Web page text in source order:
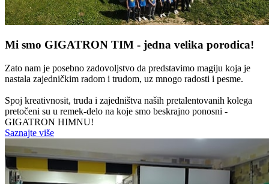
Mi smo GIGATRON TIM - jedna velika porodica!
Zato nam je posebno zadovoljstvo da predstavimo magiju koja je
nastala zajedničkim radom i trudom, uz mnogo radosti i pesme.
Spoj kreativnosit, truda i zajedništva naših pretalentovanih kolega
pretočeni su u remek-delo na koje smo beskrajno ponosni -
GIGATRON HIMNU!
Saznajte više